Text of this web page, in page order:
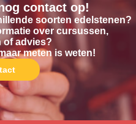
contact op!
soorten edelstenen?
over cursussen,
of advies?
meten is weten!